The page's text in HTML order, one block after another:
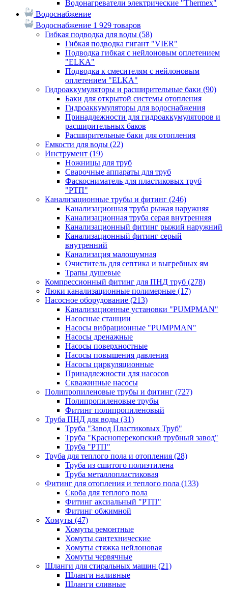
Водонагреватели электрические "Thermex"
Водоснабжение
Водоснабжение 1 929 товаров
Гибкая подводка для воды (58)
Гибкая подводка гигант "VIER"
Подводка гибкая с нейлоновым оплетением
"ELKA"
Подводка к смесителям с нейлоновым
оплетением "ELKA"
Гидроаккумуляторы и расширительные баки (90)
Баки для открытой системы отопления
Гидроаккумуляторы для водоснабжения
Принадлежности для гидроаккумуляторов и
расширительных баков
Расширительные баки для отопления
Емкости для воды (22)
Инструмент (19)
Ножницы для труб
Сварочные аппараты для труб
Фаскосниматель для пластиковых труб
"РТП"
Канализационные трубы и фитинг (246)
Канализационная труба рыжая наружняя
Канализационная труба серая внутренняя
Канализационный фитинг рыжий наружний
Канализационный фитинг серый
внутренний
Канализация малошумная
Очиститель для септика и выгребных ям
Трапы душевые
Компрессионный фитинг для ПНД труб (278)
Люки канализационные полимерные (17)
Насосное оборудование (213)
Канализационные установки "PUMPMAN"
Насосные станции
Насосы вибрационные "PUMPMAN"
Насосы дренажные
Насосы поверхностные
Насосы повышения давления
Насосы циркуляционные
Принадлежности для насосов
Скважинные насосы
Полипропиленовые трубы и фитинг (727)
Полипропиленовые трубы
Фитинг полипропиленовый
Труба ПНД для воды (31)
Труба "Завод Пластиковых Труб"
Труба "Красноперекопский трубный завод"
Труба "РТП"
Труба для теплого пола и отопления (28)
Труба из сшитого полиэтилена
Труба металлопластиковая
Фитинг для отопления и теплого пола (133)
Скоба для теплого пола
Фитинг аксиальный "РТП"
Фитинг обжимной
Хомуты (47)
Хомуты ремонтные
Хомуты сантехнические
Хомуты стяжка нейлоновая
Хомуты червячные
Шланги для стиральных машин (21)
Шланги наливные
Шланги сливные